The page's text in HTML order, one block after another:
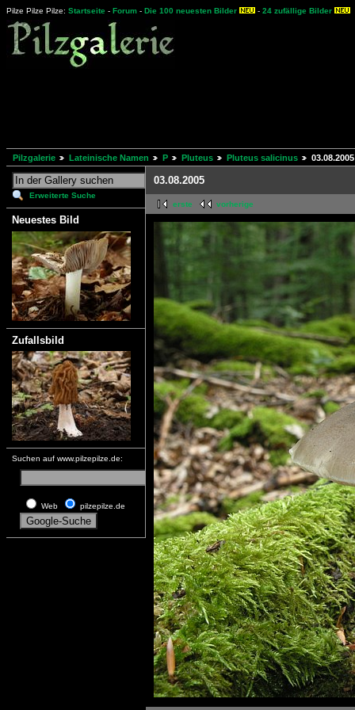
Pilze Pilze Pilze: Startseite - Forum - Die 100 neuesten Bilder - 24 zufällige Bilder
Pilzgalerie Lateinische Namen P Pluteus Pluteus salicinus 03.08.2005
Erweiterte Suche
Neuestes Bild
Zufallsbild
Suchen auf www.pilzepilze.de:
Web pilzepilze.de
03.08.2005
erste vorherige